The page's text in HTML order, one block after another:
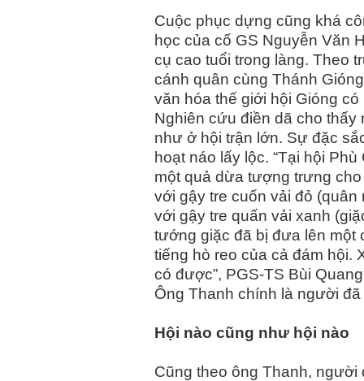
Cuộc phục dựng cũng khá
học của cố GS Nguyễn Văn
cụ cao tuổi trong làng. Theo
cánh quân cùng Thánh
văn hóa thế giới hội Gióng
Nghiên cứu điền dã cho
như ở hội trận lớn. Sự đặc
hoạt náo lấy lộc. “Tại hội
một quả dừa tượng trưng
với gậy tre cuốn vải đỏ
với gậy tre quấn vải xanh
tướng giặc đã bị đưa lên một
tiếng hò reo của cả đám hội.
có được”, PGS-TS Bùi
Ông Thanh chính là người
Hội nào cũng như hội nào
Cũng theo ông Thanh, người